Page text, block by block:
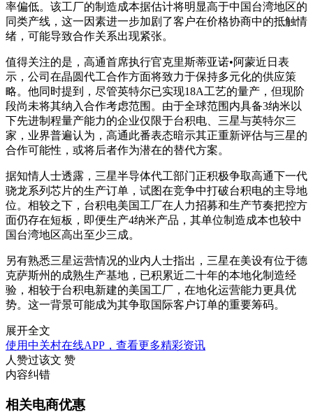
率偏低。该工厂的制造成本据估计将明显高于中国台湾地区的
同类产线，这一因素进一步加剧了客户在价格协商中的抵触情
绪，可能导致合作关系出现紧张。
值得关注的是，高通首席执行官克里斯蒂亚诺•阿蒙近日表
示，公司在晶圆代工合作方面将致力于保持多元化的供应策
略。他同时提到，尽管英特尔已实现18A工艺的量产，但现阶
段尚未将其纳入合作考虑范围。由于全球范围内具备3纳米以
下先进制程量产能力的企业仅限于台积电、三星与英特尔三
家，业界普遍认为，高通此番表态暗示其正重新评估与三星的
合作可能性，或将后者作为潜在的替代方案。
据知情人士透露，三星半导体代工部门正积极争取高通下一代
骁龙系列芯片的生产订单，试图在竞争中打破台积电的主导地
位。相较之下，台积电美国工厂在人力招募和生产节奏把控方
面仍存在短板，即便生产4纳米产品，其单位制造成本也较中
国台湾地区高出至少三成。
另有熟悉三星运营情况的业内人士指出，三星在美设有位于德
克萨斯州的成熟生产基地，已积累近二十年的本地化制造经
验，相较于台积电新建的美国工厂，在地化运营能力更具优
势。这一背景可能成为其争取国际客户订单的重要筹码。
展开全文
使用中关村在线APP，查看更多精彩资讯
人赞过该文 赞
内容纠错
相关电商优惠